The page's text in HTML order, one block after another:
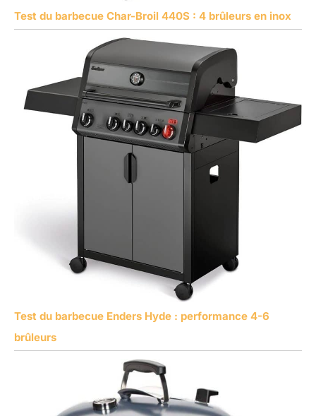
Test du barbecue Char-Broil 440S : 4 brûleurs en inox
Test du barbecue Enders Hyde : performance 4-6
brûleurs